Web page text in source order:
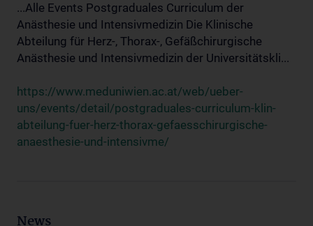
...Alle Events Postgraduales Curriculum der
Anästhesie und Intensivmedizin Die Klinische
Abteilung für Herz-, Thorax-, Gefäßchirurgische
Anästhesie und Intensivmedizin der Universitätskli...
https://www.meduniwien.ac.at/web/ueber-
uns/events/detail/postgraduales-curriculum-klin-
abteilung-fuer-herz-thorax-gefaesschirurgische-
anaesthesie-und-intensivme/
News